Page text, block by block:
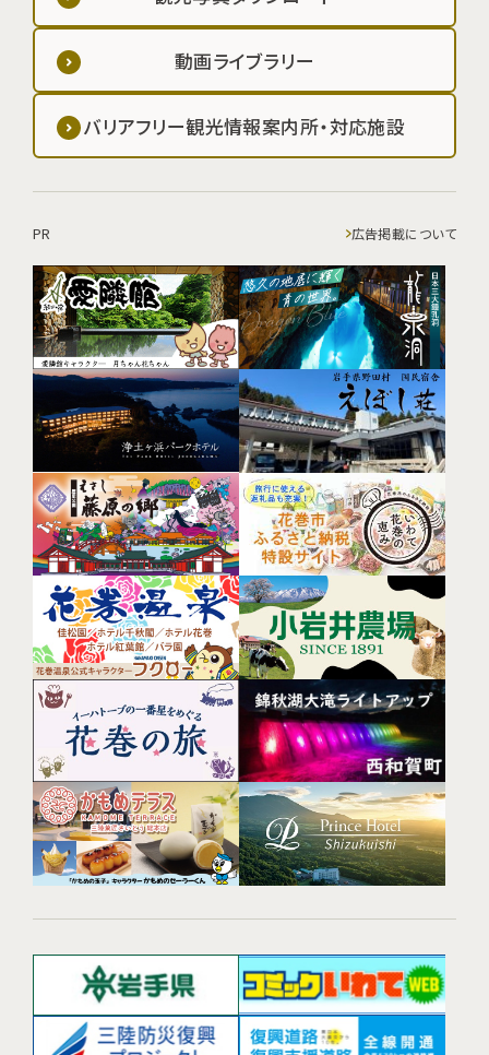
動画ライブラリー
バリアフリー観光情報案内所・対応施設
PR 広告掲載について